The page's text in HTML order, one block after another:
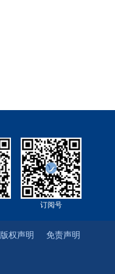
订阅号
免责声明
版权声明